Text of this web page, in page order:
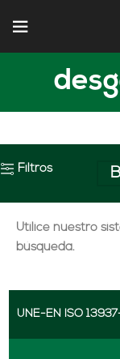
Filtros
Utilice nuestro
búsqueda.
UNE-EN ISO